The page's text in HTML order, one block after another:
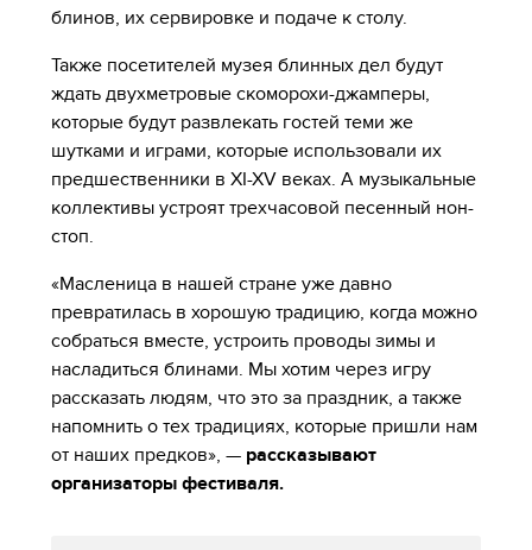
блинов, их сервировке и подаче к столу.
Также посетителей музея блинных дел будут
ждать двухметровые скоморохи-джамперы,
которые будут развлекать гостей теми же
шутками и играми, которые использовали их
предшественники в XI-XV веках. А музыкальные
коллективы устроят трехчасовой песенный нон-
стоп.
«Масленица в нашей стране уже давно
превратилась в хорошую традицию, когда можно
собраться вместе, устроить проводы зимы и
насладиться блинами. Мы хотим через игру
рассказать людям, что это за праздник, а также
напомнить о тех традициях, которые пришли нам
от наших предков», — рассказывают
организаторы фестиваля.